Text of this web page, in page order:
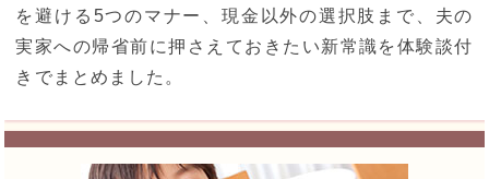
を避ける5つのマナー、現金以外の選択肢まで、夫の
実家への帰省前に押さえておきたい新常識を体験談付
きでまとめました。